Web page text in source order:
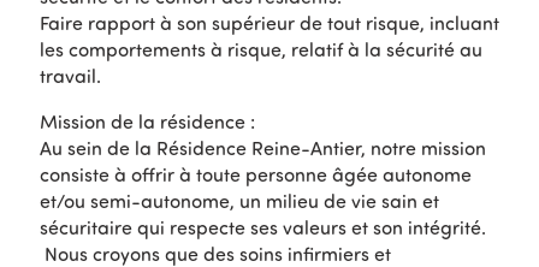
Faire rapport à son supérieur de tout risque, incluant
les comportements à risque, relatif à la sécurité au
travail.
Mission de la résidence :
Au sein de la Résidence Reine-Antier, notre mission
consiste à offrir à toute personne âgée autonome
et/ou semi-autonome, un milieu de vie sain et
sécuritaire qui respecte ses valeurs et son intégrité.
Nous croyons que des soins infirmiers et